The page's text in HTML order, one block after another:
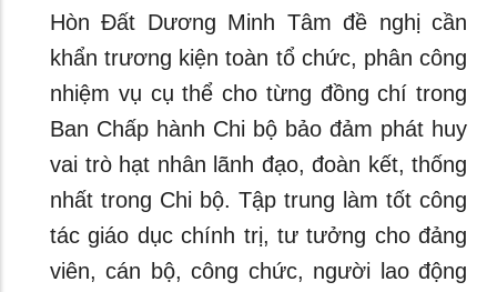
Hòn Đất Dương Minh Tâm đề nghị cần
khẩn trương kiện toàn tổ chức, phân công
nhiệm vụ cụ thể cho từng đồng chí trong
Ban Chấp hành Chi bộ bảo đảm phát huy
vai trò hạt nhân lãnh đạo, đoàn kết, thống
nhất trong Chi bộ. Tập trung làm tốt công
tác giáo dục chính trị, tư tưởng cho đảng
viên, cán bộ, công chức, người lao động